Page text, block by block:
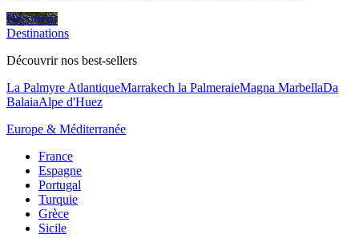
Découvrir
Destinations
Découvrir nos best-sellers
La Palmyre AtlantiqueMarrakech la PalmeraieMagna MarbellaDa
BalaiaAlpe d'Huez
Europe & Méditerranée
France
Espagne
Portugal
Turquie
Grèce
Sicile